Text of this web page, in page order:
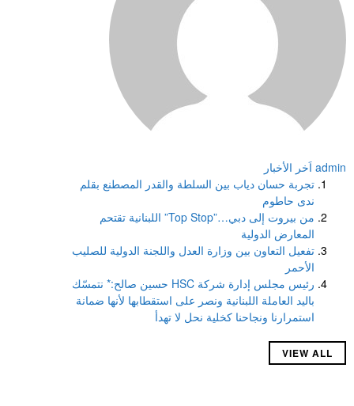
admin اَخر الأخبار
تجربة حسان دياب بين السلطة والقدر المصطنع بقلم
ندى حاطوم
من بيروت إلى دبي…”Top Stop” اللبنانية تقتحم
المعارض الدولية
تفعيل التعاون بين وزارة العدل واللجنة الدولية للصليب
الأحمر
رئيس مجلس إدارة شركة HSC حسين صالح:* نتمسّك
باليد العاملة اللبنانية ونصر على استقطابها لأنها ضمانة
استمرارنا ونجاحنا كخلية نحل لا تهدأ
VIEW ALL